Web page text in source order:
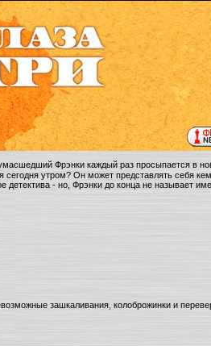
Фрэнки каждый раз просыпается в
утром? Он может представлять себя
- но, Фрэнки до конца не называет
зашкаливания, колоброжинки и